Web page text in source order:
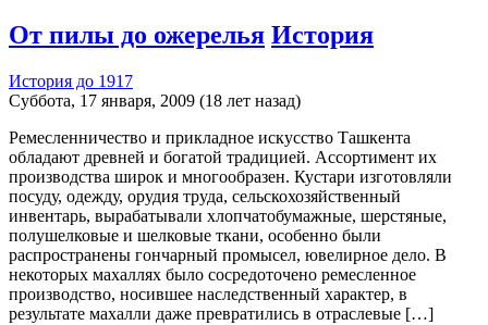
От пилы до ожерелья История
История до 1917
Суббота, 17 января, 2009 (18 лет назад)
Ремесленничество и прикладное искусство Ташкента
обладают древней и богатой традицией. Ассортимент их
производства широк и многообразен. Кустари изготовляли
посуду, одежду, орудия труда, сельскохозяйственный
инвентарь, вырабатывали хлопчатобумажные, шерстяные,
полушелковые и шелковые ткани, особенно были
распространены гончарный промысел, ювелирное дело. В
некоторых махаллях было сосредоточено ремесленное
производство, носившее наследственный характер, в
результате махалли даже превратились в отраслевые […]